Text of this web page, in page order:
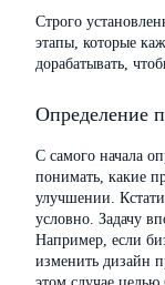
Строго
этапы, которые
дорабатывать,
Определение
С самого начала
понимать, какие
улучшении.
условно. Задачу
Например, если
изменить дизайн